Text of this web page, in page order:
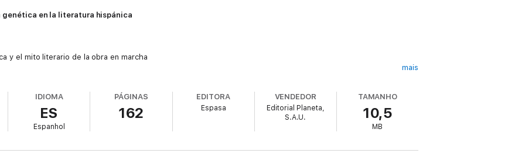
genética en la literatura hispánica
y el mito literario de la obra en marcha
filologías del texto moderno. Nuevas perspectivas a partir de Ramón del Valle-Inclán
mano: Farsa y Licencia de la Reina Castiza
grabaciones sonoras con la voz de los escritores en la filología de autor
mais
IDIOMA
ES
Espanhol
PÁGINAS
162
EDITORA
Espasa
VENDEDOR
Editorial Planeta,
S.A.U.
TAMANHO
10,5
MB